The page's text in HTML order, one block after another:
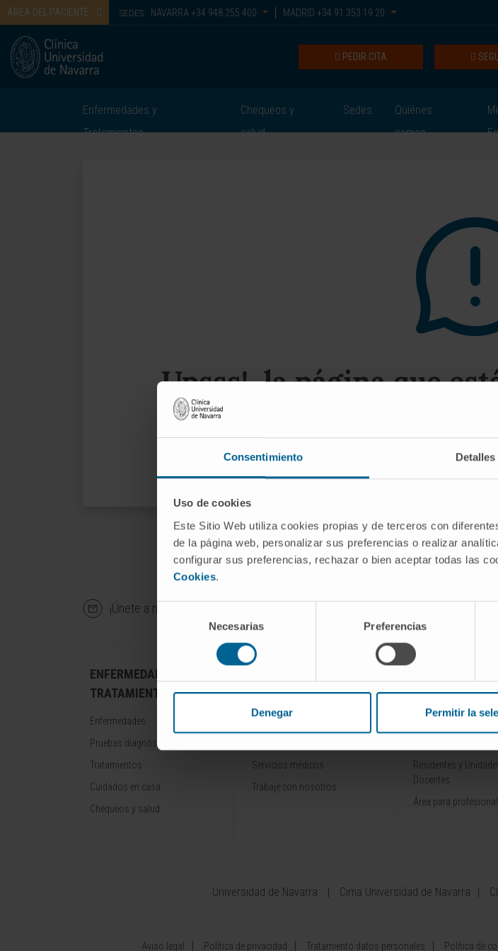
Consentimiento Detalles
Uso de cookies
Este Sitio Web utiliza cookies propias y de terceros con
de la página web, personalizar sus preferencias o realizar
configurar sus preferencias, rechazar o bien aceptar todas las
Cookies.
Selección
consentimiento
Necesarias Preferencias
Denegar Permitir la
ÁREA DEL PACIENTE SEDES: NAVARRA +34 948 255 400 MADRID +34 91 353 19 20
PEDIR CITA
Enfermedades y
Tratamientos
Chequeos y
salud
Sedes
Quiénes
somos
Upsss!, la página que
Le sugerimos utilizar el
¡Únete a nuestra comunidad!
ENFERMEDADES Y
TRATAMIENTOS
Enfermedades
Pruebas diagnósticas
Tratamientos
Cuidados en casa
Chequeos y salud
PROFESIONALES
Cancer Center
Servicios médicos
Trabaje con nosotros
DOCENCIA
Residentes y
Docentes
Área para
Universidad de Navarra Cima Universidad de Navarra
Aviso legal Política de privacidad Tratamiento datos personales Política de